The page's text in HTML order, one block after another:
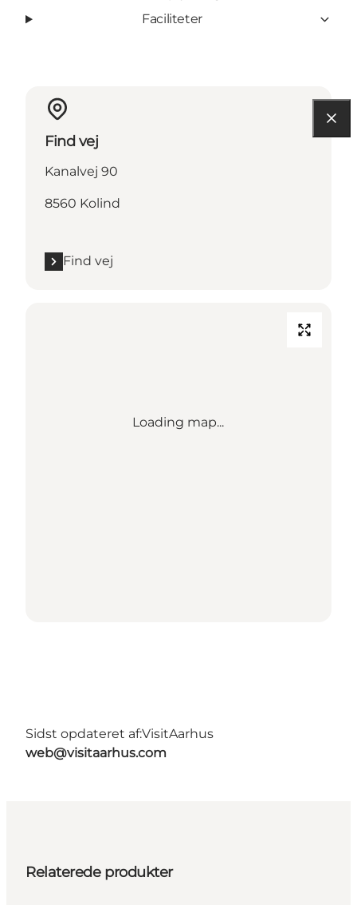
Faciliteter
Find vej
Kanalvej 90
8560 Kolind
Find vej
Loading map...
Sidst opdateret af:VisitAarhus
web@visitaarhus.com
Relaterede produkter